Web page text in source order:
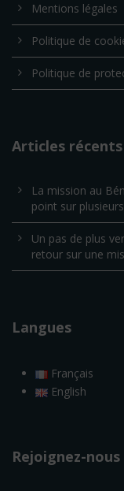
Mentions légales
Politique de
Politique de
Articles récents
La mission au
point sur
Un pas de plus
retour sur une
Langues
Français
English
Rejoignez-nous